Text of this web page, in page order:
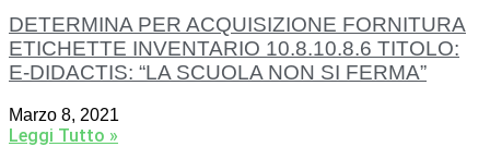
DETERMINA PER ACQUISIZIONE FORNITURA
ETICHETTE INVENTARIO 10.8.10.8.6 TITOLO:
E-DIDACTIS: “LA SCUOLA NON SI FERMA”
Marzo 8, 2021
Leggi Tutto »